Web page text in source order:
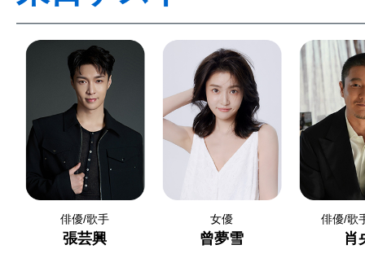
俳優/歌手
張芸興
女優
曾夢雪
俳優/歌
肖